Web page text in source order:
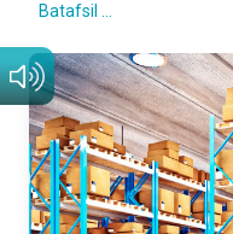
Batafsil ...